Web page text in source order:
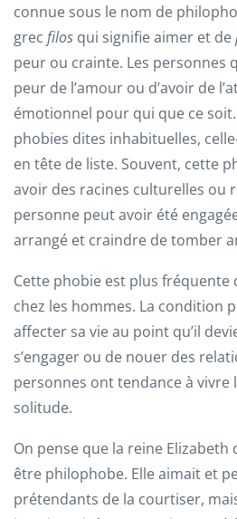
connue sous le nom de
grec filos qui signifie aimer et de
peur ou crainte. Les personnes
peur de l’amour ou d’avoir de
émotionnel pour qui que ce
phobies dites inhabituelles,
en tête de liste. Souvent, cette
avoir des racines culturelles ou
personne peut avoir été
arrangé et craindre de tomber
Cette phobie est plus fréquente
chez les hommes. La condition
affecter sa vie au point qu’il
s’engager ou de nouer des
personnes ont tendance à vivre
solitude.
On pense que la reine Elizabeth
être philophobe. Elle aimait et
prétendants de la courtiser,